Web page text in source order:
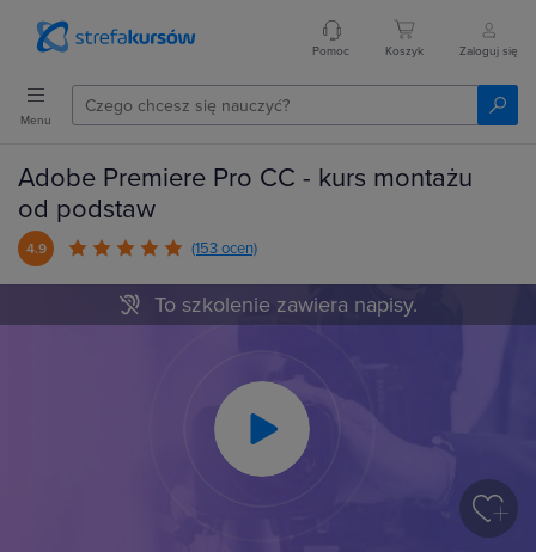
Pomoc Koszyk Zaloguj się
Menu
Adobe Premiere Pro CC - kurs montażu
od podstaw
4.9 (153 ocen)
Play
To szkolenie zawiera napisy.